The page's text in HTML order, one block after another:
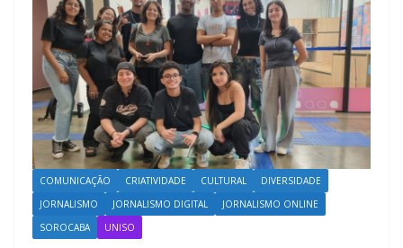
COMUNICAÇÃO CRIATIVIDADE CULTURAL
DIVERSIDADE
JORNALISMO
JORNALISMO DIGITAL
JORNALISMO ONLINE
SOROCABA
UNISO